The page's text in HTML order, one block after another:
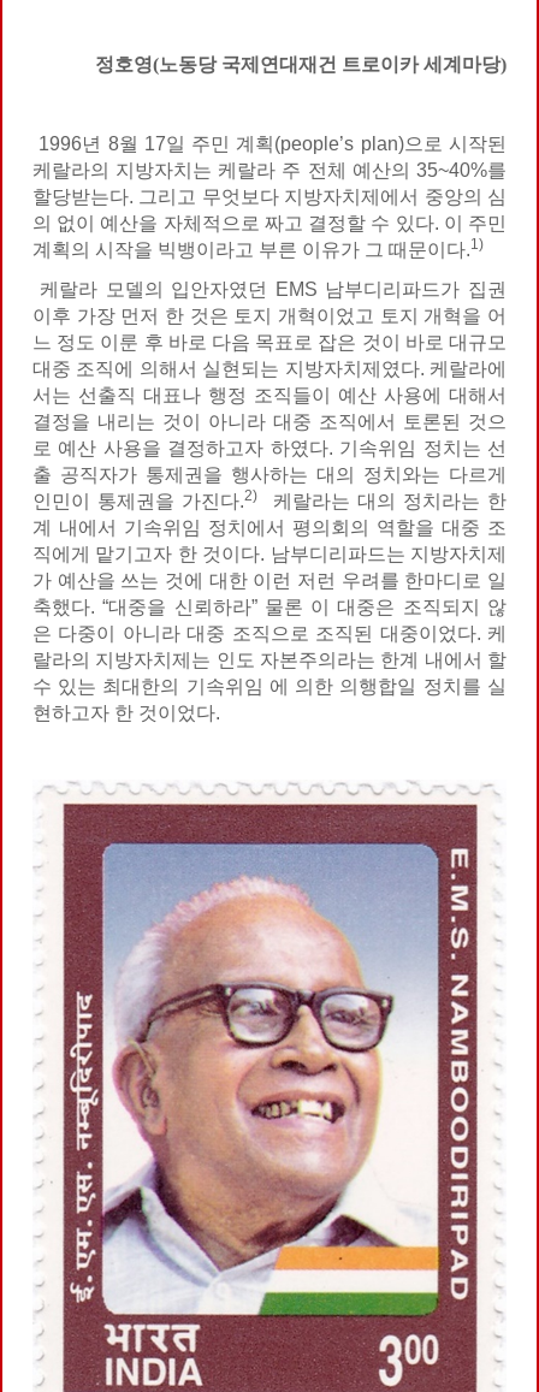
정호영(노동당 국제연대재건 트로이카 세계마당)
1996년 8월 17일 주민 계획(people’s plan)으로 시작된
케랄라의 지방자치는 케랄라 주 전체 예산의 35~40%를
할당받는다. 그리고 무엇보다 지방자치제에서 중앙의 심
의 없이 예산을 자체적으로 짜고 결정할 수 있다. 이 주민
계획의 시작을 빅뱅이라고 부른 이유가 그 때문이다.1)
케랄라 모델의 입안자였던 EMS 남부디리파드가 집권
이후 가장 먼저 한 것은 토지 개혁이었고 토지 개혁을 어
느 정도 이룬 후 바로 다음 목표로 잡은 것이 바로 대규모
대중 조직에 의해서 실현되는 지방자치제였다. 케랄라에
서는 선출직 대표나 행정 조직들이 예산 사용에 대해서
결정을 내리는 것이 아니라 대중 조직에서 토론된 것으
로 예산 사용을 결정하고자 하였다. 기속위임 정치는 선
출 공직자가 통제권을 행사하는 대의 정치와는 다르게
인민이 통제권을 가진다.2)
케랄라는 대의 정치라는 한
계 내에서 기속위임 정치에서 평의회의 역할을 대중 조
직에게 맡기고자 한 것이다. 남부디리파드는 지방자치제
가 예산을 쓰는 것에 대한 이런 저런 우려를 한마디로 일
축했다. “대중을 신뢰하라” 물론 이 대중은 조직되지 않
은 다중이 아니라 대중 조직으로 조직된 대중이었다. 케
랄라의 지방자치제는 인도 자본주의라는 한계 내에서 할
수 있는 최대한의 기속위임 에 의한 의행합일 정치를 실
현하고자 한 것이었다.